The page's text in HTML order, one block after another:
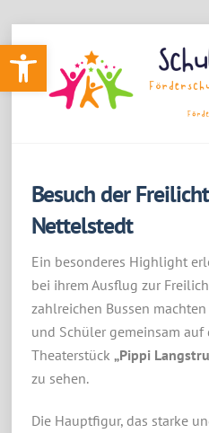
Werkzeugleiste öffnen
to
content
Besuch der
Nettelstedt
Ein besonderes Highlight
bei ihrem Ausflug zur
zahlreichen Bussen
und Schüler gemeinsam auf
Theaterstück „Pippi
zu sehen.
Die Hauptfigur, das starke